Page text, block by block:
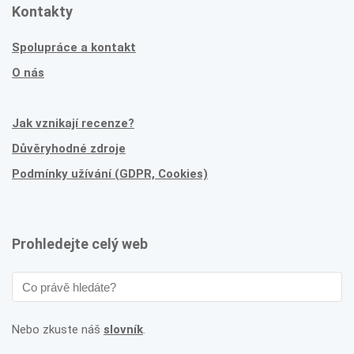
Kontakty
Spolupráce a kontakt
O nás
Jak vznikají recenze?
Důvěryhodné zdroje
Podmínky užívání (GDPR, Cookies)
Prohledejte celý web
Nebo zkuste náš slovník.